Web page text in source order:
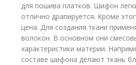
для пошива платков. Шифон
отлично драпируется. Кроме
цена. Для создания ткани
волокон. В основном они
характеристики материи.
составе шифона делают ткань